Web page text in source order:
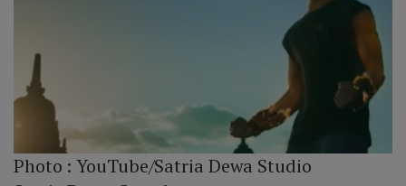
Photo :YouTube/Satria Dewa Studio